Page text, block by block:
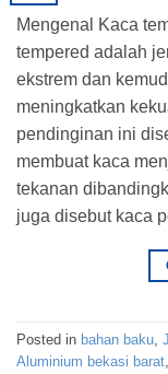
Mengenal Kaca
tempered adalah
ekstrem dan
meningkatkan
pendinginan ini
membuat kaca
tekanan
juga disebut kaca
Posted in bahan baku,
Aluminium bekasi barat,